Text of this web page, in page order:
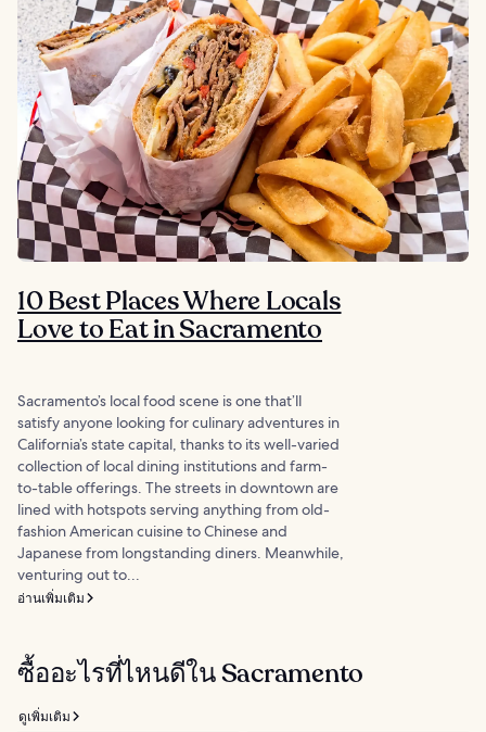
10 Best Places Where Locals
Love to Eat in Sacramento
Sacramento’s local food scene is one that’ll
satisfy anyone looking for culinary adventures in
California’s state capital, thanks to its well-varied
collection of local dining institutions and farm-
to-table offerings. The streets in downtown are
lined with hotspots serving anything from old-
fashion American cuisine to Chinese and
Japanese from longstanding diners. Meanwhile,
venturing out to...
อ่านเพิ่มเติม
ซื้ออะไรที่ไหนดีใน Sacramento
ดูเพิ่มเติม